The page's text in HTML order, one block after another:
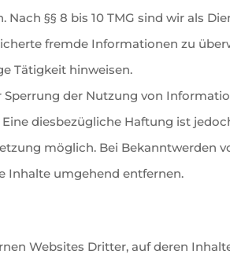
§§ 8 bis 10 TMG sind wir als
fremde Informationen zu
Tätigkeit hinweisen.
der Nutzung von
diesbezügliche Haftung ist
möglich. Bei Bekanntwerden
Inhalte umgehend entfernen.
Websites Dritter, auf deren